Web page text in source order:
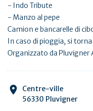
- Indo Tribute
- Manzo al pepe
Camion e bancarelle di
In caso di pioggia, si torna
Organizzato da Pluvigner
Centre-ville
56330 Pluvigner